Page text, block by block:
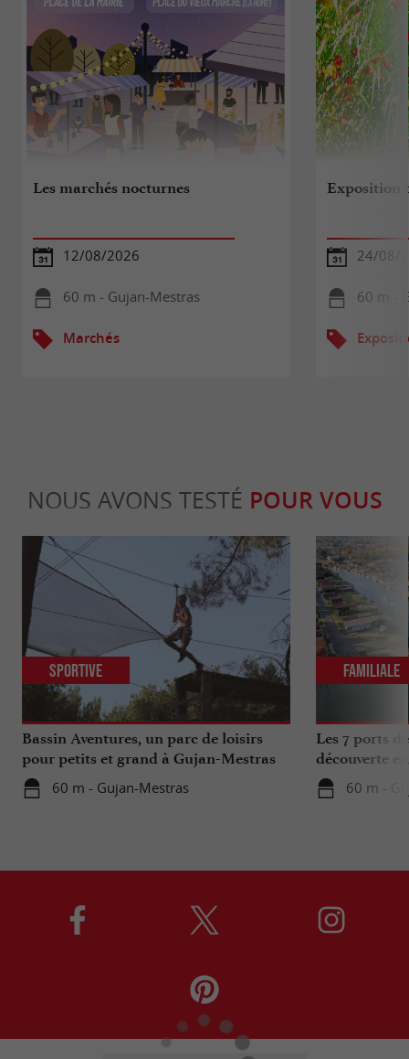
Les marchés nocturnes
12/08/2026
60 m - Gujan-Mestras
Marchés
Exposition
24/08/
60 m -
NOUS AVONS TESTÉ POUR VOUS
Bassin Aventures, un parc de loisirs
pour petits et grand à Gujan-Mestras
60 m - Gujan-Mestras
Sportive
Les 7 ports
découverte
60 m -
Familiale